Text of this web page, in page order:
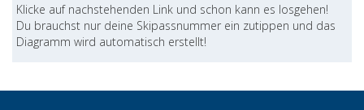
Klicke auf nachstehenden Link und schon kann es losgehen!
Du brauchst nur deine Skipassnummer ein zutippen und das
Diagramm wird automatisch erstellt!